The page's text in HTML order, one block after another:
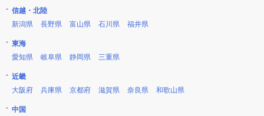
信越・北陸
新潟県
長野県 富山県 石川県 福井県
東海
愛知県
岐阜県 静岡県 三重県
近畿
大阪府
兵庫県 京都府 滋賀県 奈良県 和歌山県
中国